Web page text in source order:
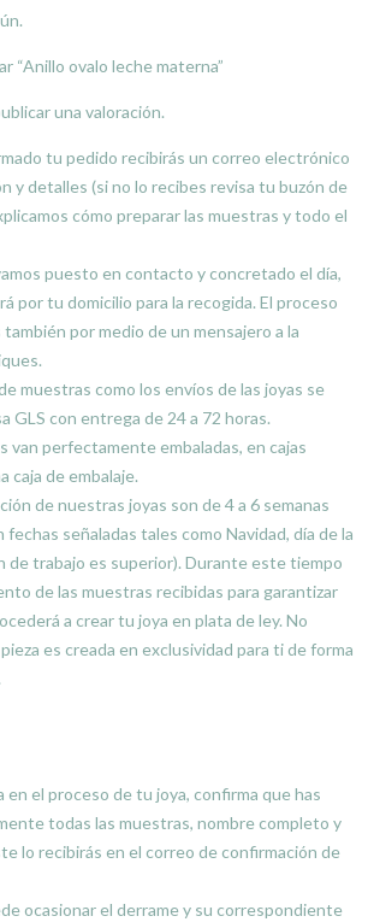
“Anillo ovalo leche materna”
una valoración.
tu pedido recibirás un correo electrónico
y detalles (si no lo recibes revisa tu buzón de
cómo preparar las muestras y todo el
puesto en contacto y concretado el día,
por tu domicilio para la recogida. El proceso
por medio de un mensajero a la
muestras como los envíos de las joyas se
GLS con entrega de 24 a 72 horas.
van perfectamente embaladas, en cajas
caja de embalaje.
de nuestras joyas son de 4 a 6 semanas
señaladas tales como Navidad, día de la
de trabajo es superior). Durante este tiempo
de las muestras recibidas para garantizar
a crear tu joya en plata de ley. No
es creada en exclusividad para ti de forma
en el proceso de tu joya, confirma que has
todas las muestras, nombre completo y
lo recibirás en el correo de confirmación de
ocasionar el derrame y su correspondiente